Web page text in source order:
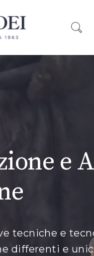
liturgici
articoli liturgici